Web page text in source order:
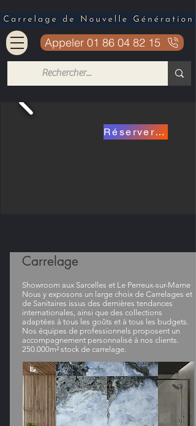
Appeler 01 86 04 82 15
Réserver mon carrelage a 15.90€
Carrelage
Showroom aux Sarcelles et Le Perreux-sur-Marne
Nous y exposons un large choix de Carrelages et
de Sanitaires issus des dernières tendances
internationales, ainsi que des collections
adaptées à tous les goûts et à tous les budgets.
Nos équipes de professionnels proposent un
accompagnement personnalisé à nos clients.
250.000m² stock de carrelage.